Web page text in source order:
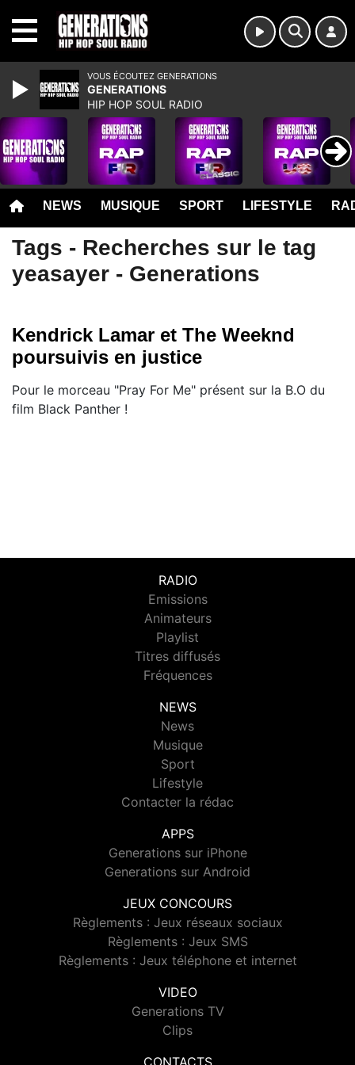
NEWS MUSIQUE SPORT LIFESTYLE
Tags - Recherches sur le tag
yeasayer - Generations
Kendrick Lamar et The Weeknd
poursuivis en justice
Pour le morceau "Pray For Me" présent sur la B.O du
film Black Panther !
RADIO
Emissions
Animateurs
Playlist
Titres diffusés
Fréquences
NEWS
News
Musique
Sport
Lifestyle
Contacter la rédac
APPS
Generations sur iPhone
Generations sur Android
JEUX CONCOURS
Règlements : Jeux réseaux sociaux
Règlements : Jeux SMS
Règlements : Jeux téléphone et internet
VIDEO
Generations TV
Clips
VOUS ÉCOUTEZ GENERATIONS
GENERATIONS
HIP HOP SOUL RADIO